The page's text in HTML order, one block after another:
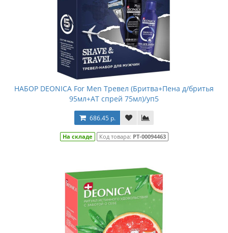
НАБОР DEONICA For Men Тревел (Бритва+Пена д/бритья
95мл+АТ спрей 75мл)/уп5
686.45 р.
На складе Код товара: РТ-00094463